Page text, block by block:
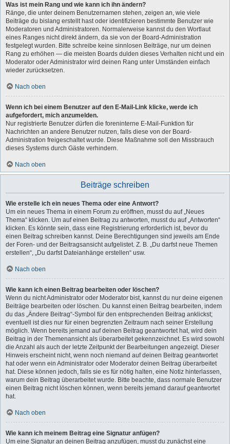
Was ist mein Rang und wie kann ich ihn ändern?
Ränge, die unter deinem Benutzernamen stehen, zeigen an, wie viele
Beiträge du bislang erstellt hast oder identifizieren bestimmte Benutzer wie
Moderatoren und Administratoren. Normalerweise kannst du den Wortlaut
eines Ranges nicht direkt ändern, da sie von der Board-Administration
festgelegt wurden. Bitte schreibe keine sinnlosen Beiträge, nur um deinen
Rang zu erhöhen — die meisten Boards dulden dieses Verhalten nicht und ein
Moderator oder Administrator wird deinen Rang unter Umständen einfach
wieder zurücksetzen.
Nach oben
Wenn ich bei einem Benutzer auf den E-Mail-Link klicke, werde ich
aufgefordert, mich anzumelden.
Nur registrierte Benutzer dürfen die foreninterne E-Mail-Funktion für
Nachrichten an andere Benutzer nutzen, falls diese von der Board-
Administration freigeschaltet wurde. Diese Maßnahme soll den Missbrauch
dieses Systems durch Gäste verhindern.
Nach oben
Beiträge schreiben
Wie erstelle ich ein neues Thema oder eine Antwort?
Um ein neues Thema in einem Forum zu eröffnen, musst du auf „Neues
Thema“ klicken. Um auf einen Beitrag zu antworten, musst du auf „Antworten“
klicken. Es könnte sein, dass eine Registrierung erforderlich ist, bevor du
einen Beitrag schreiben kannst. Deine Berechtigungen sind jeweils am Ende
der Foren- und der Beitragsansicht aufgelistet. Z. B. „Du darfst neue Themen
erstellen“, „Du darfst Dateianhänge erstellen“ usw.
Nach oben
Wie kann ich einen Beitrag bearbeiten oder löschen?
Wenn du nicht Administrator oder Moderator bist, kannst du nur deine eigenen
Beiträge bearbeiten oder löschen. Du kannst einen Beitrag bearbeiten, indem
du das „Ändere Beitrag“-Symbol für den entsprechenden Beitrag anklickst;
eventuell ist dies nur für einen begrenzten Zeitraum nach seiner Erstellung
möglich. Wenn bereits jemand auf deinen Beitrag geantwortet hat, wird dein
Beitrag in der Themenansicht als überarbeitet gekennzeichnet. Es wird sowohl
die Anzahl als auch der letzte Zeitpunkt der Bearbeitungen angezeigt. Dieser
Hinweis erscheint nicht, wenn noch niemand auf deinen Beitrag geantwortet
hat oder wenn ein Administrator oder Moderator deinen Beitrag überarbeitet
hat. Diese können jedoch, falls sie es für nötig halten, eine Notiz hinterlassen,
warum dein Beitrag überarbeitet wurde. Bitte beachte, dass normale Benutzer
einen Beitrag nicht löschen können, wenn bereits jemand darauf geantwortet
hat.
Nach oben
Wie kann ich meinem Beitrag eine Signatur anfügen?
Um eine Signatur an deinen Beitrag anzufügen, musst du zunächst eine